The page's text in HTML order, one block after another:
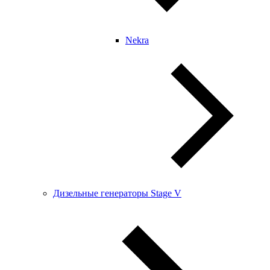
Nekra
Дизельные генераторы Stage V